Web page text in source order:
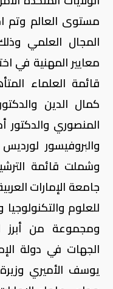
مستوى العالم وتم
المجال العلمي
معايير المهنية في
قائمة العلماء
كمال الدين
المنصوري والدكتور
والبروفيسور
ومجموعة من أبرز
الجهات في دولة
يوسف الأميري